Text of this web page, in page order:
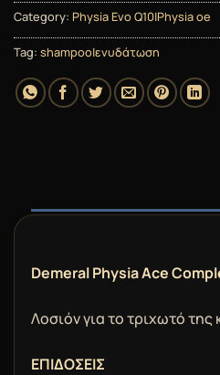
Category: Physia Evo Q10|Physia oe
Tag: shampoo|ενυδάτωση
Demeral Physia Ace
Λοσιόν για το τριχωτό
ΕΠΙΔΟΣΕΙΣ